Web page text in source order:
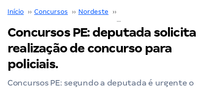
Início ›› Concursos ›› Nordeste ››
Concursos PE: deputada solicita
realização de concurso para
policiais.
Concursos PE: segundo a deputada é urgente o